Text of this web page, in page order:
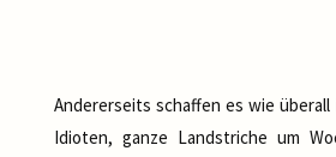
Andererseits schaffen es wie
Idioten, ganze Landstriche um